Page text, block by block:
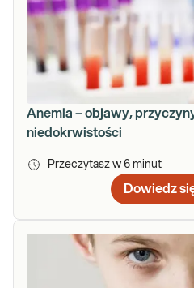
Anemia – objawy,
niedokrwistości
Przeczytasz w 6 minut
Dowiedz